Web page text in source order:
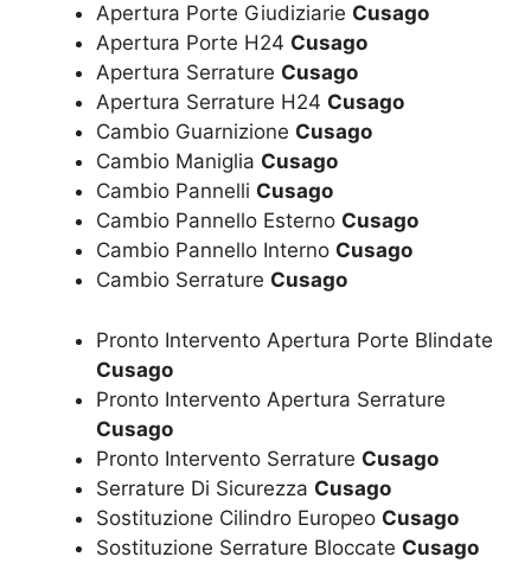
Apertura Porte Giudiziarie Cusago
Apertura Porte H24 Cusago
Apertura Serrature Cusago
Apertura Serrature H24 Cusago
Cambio Guarnizione Cusago
Cambio Maniglia Cusago
Cambio Pannelli Cusago
Cambio Pannello Esterno Cusago
Cambio Pannello Interno Cusago
Cambio Serrature Cusago
Pronto Intervento Apertura Porte Blindate
Cusago
Pronto Intervento Apertura Serrature
Cusago
Pronto Intervento Serrature Cusago
Serrature Di Sicurezza Cusago
Sostituzione Cilindro Europeo Cusago
Sostituzione Serrature Bloccate Cusago